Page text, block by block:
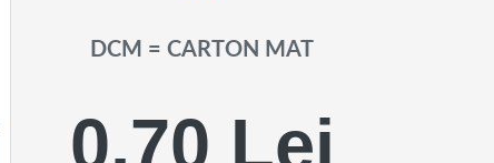
DCM = CARTON MAT
0,70 Lei